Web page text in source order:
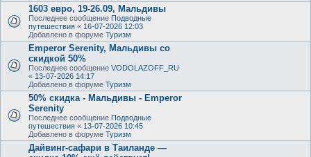
1603 евро, 19-26.09, Мальдивы
Последнее сообщение Подводные
путешествия « 16-07-2026 12:03
Добавлено в форуме Туризм
Emperor Serenity, Мальдивы со
скидкой 50%
Последнее сообщение VODOLAZOFF_RU
« 13-07-2026 14:17
Добавлено в форуме Туризм
50% скидка - Мальдивы - Emperor
Serenity
Последнее сообщение Подводные
путешествия « 13-07-2026 10:45
Добавлено в форуме Туризм
Дайвинг-сафари в Таиланде —